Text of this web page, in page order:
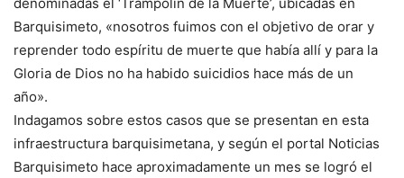
Barquisimeto, «nosotros fuimos con el objetivo de orar y
reprender todo espíritu de muerte que había allí y para la
Gloria de Dios no ha habido suicidios hace más de un
año».
Indagamos sobre estos casos que se presentan en esta
infraestructura barquisimetana, y según el portal Noticias
Barquisimeto hace aproximadamente un mes se logró el